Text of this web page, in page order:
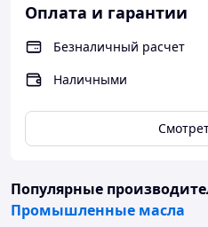
Оплата и гарантии
Безналичный расчет
Наличными
Популярные
Промышленные масла